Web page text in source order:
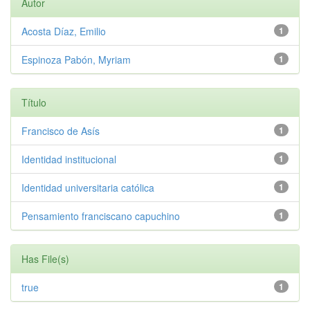
Autor
1
Acosta Díaz, Emilio
1
Espinoza Pabón, Myriam
Título
1
Francisco de Asís
1
Identidad institucional
1
Identidad universitaria católica
1
Pensamiento franciscano capuchino
Has File(s)
1
true